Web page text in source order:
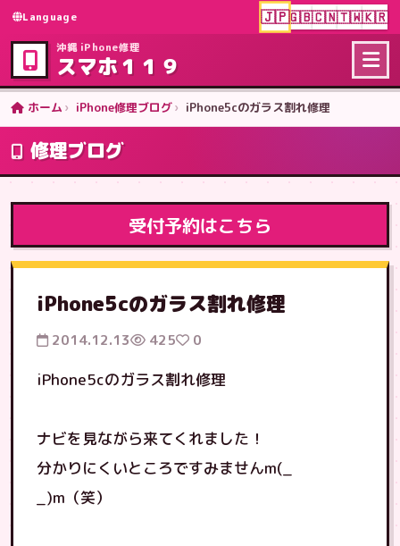
Language 🇯🇵🇬🇧🇨🇳🇹🇼🇰🇷
沖縄 iPhone修理
スマホ１１９
ホーム iPhone修理ブログ iPhone5cのガラス割れ修理
修理ブログ
受付予約はこちら
iPhone5cのガラス割れ修理
2014.12.13 425 0
iPhone5cのガラス割れ修理
ナビを見ながら来てくれました！
分かりにくいところですみませんm(_
_)m（笑）